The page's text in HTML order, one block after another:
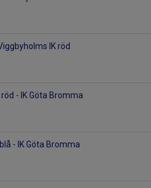
IK röd
- IK Göta Bromma
- IK Göta Bromma